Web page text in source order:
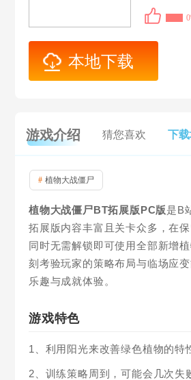
本地下载
游戏介绍 猜您喜欢 下
# 植物大战僵尸
植物大战僵尸BT拓展版PC版是B
拓展版内容丰富且关卡众多，在
同时无需解锁即可使用全部新增
刻考验玩家的策略布局与临场应
乐趣与成就体验。
游戏特色
1、利用阳光来改善绿色植物的特
2、训练策略周到，可能会几次失